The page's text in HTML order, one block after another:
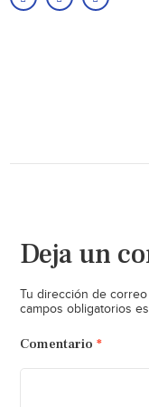
Deja un
Tu dirección de
campos obligatorios
Comentario *